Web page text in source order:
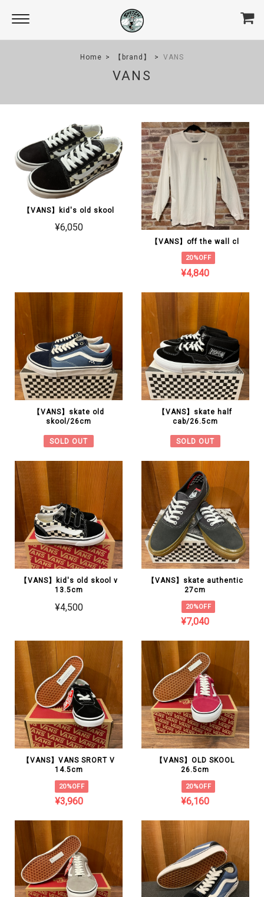
Home 【brand】 VANS
VANS
【VANS】kid's old skool
¥6,050
【VANS】off the wall cl
20%OFF
¥4,840
【VANS】skate old
skool/26cm
SOLD OUT
【VANS】skate half
cab/26.5cm
SOLD OUT
【VANS】kid's old skool v
13.5cm
¥4,500
【VANS】skate authentic
27cm
20%OFF
¥7,040
【VANS】VANS SRORT V
14.5cm
20%OFF
¥3,960
【VANS】OLD SKOOL
26.5cm
20%OFF
¥6,160